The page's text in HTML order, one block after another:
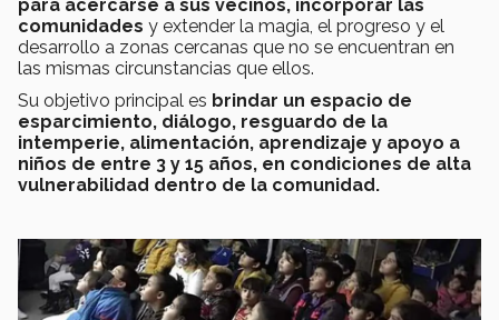
para acercarse a sus vecinos, incorporar las
comunidades y extender la magia, el progreso y el
desarrollo a zonas cercanas que no se encuentran en
las mismas circunstancias que ellos.
Su objetivo principal es brindar un espacio de
esparcimiento, diálogo, resguardo de la
intemperie, alimentación, aprendizaje y apoyo a
niños de entre 3 y 15 años, en condiciones de alta
vulnerabilidad dentro de la comunidad.